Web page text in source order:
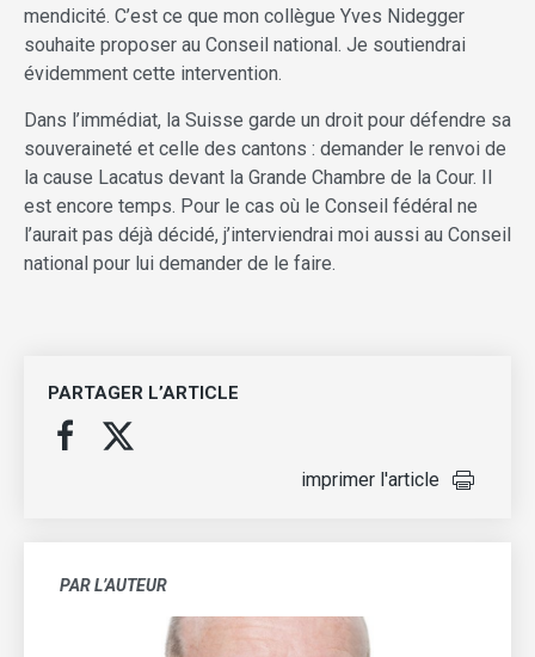
mendicité. C’est ce que mon collègue Yves Nidegger
souhaite proposer au Conseil national. Je soutiendrai
évidemment cette intervention.
Dans l’immédiat, la Suisse garde un droit pour défendre sa
souveraineté et celle des cantons : demander le renvoi de
la cause Lacatus devant la Grande Chambre de la Cour. Il
est encore temps. Pour le cas où le Conseil fédéral ne
l’aurait pas déjà décidé, j’interviendrai moi aussi au Conseil
national pour lui demander de le faire.
PARTAGER L’ARTICLE
imprimer l'article
PAR L’AUTEUR